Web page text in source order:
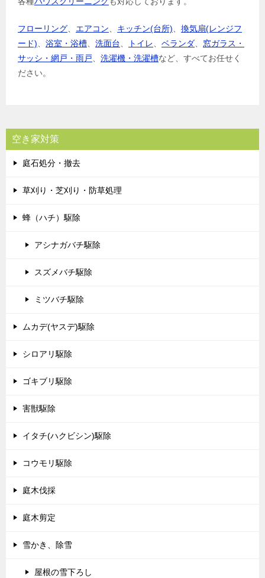
フローリング エアコン キッチン(台所)
換気扇(レンジフ
ード)
浴室・浴槽 洗面台 トイレ ベランダ
窓ガラス・
サッシ・網戸・雨戸
洗濯機・洗濯槽など、すべてお任せく
ださい。
空き家対策
庭石処分・撤去
草刈り・芝刈り・防草処理
蜂（ハチ）駆除
アシナガバチ駆除
スズメバチ駆除
ミツバチ駆除
ムカデ(ヤスデ)駆除
シロアリ駆除
ゴキブリ駆除
害獣駆除
イタチ(ハクビシン)駆除
コウモリ駆除
庭木伐採
庭木剪定
雪かき、除雪
屋根の雪下ろし